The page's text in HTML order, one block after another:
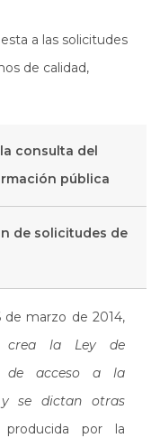
a las solicitudes
de calidad,
consulta del
pública
de solicitudes de
de marzo de 2014,
la Ley de
de acceso a la
se dictan otras
por la